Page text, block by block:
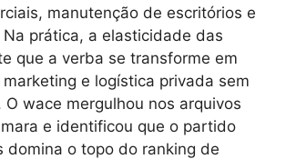
manutenção de escritórios e
prática, a elasticidade das
que a verba se transforme em
e logística privada sem
O wace mergulhou nos arquivos
e identificou que o partido
domina o topo do ranking de